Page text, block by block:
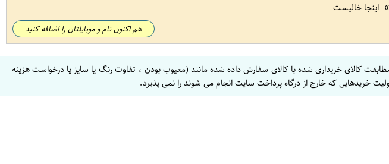
اینجا خالیست
هم اکنون نام و موبایلتان را اضافه کنید
کالای خریداری شده با کالای سفارش داده شده مانند (معیوب بودن ، تفاوت رنگ یا سایز یا درخواست هزینه
خریدهایی که خارج از درگاه پرداخت سایت انجام می شوند را نمی پذیرد.